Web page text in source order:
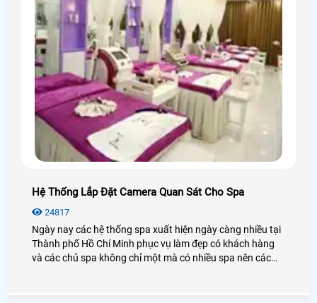
Hệ Thống Lắp Đặt Camera Quan Sát Cho Spa
24817
Ngày nay các hệ thống spa xuất hiện ngày càng nhiều tại
Thành phố Hồ Chí Minh phục vụ làm đẹp có khách hàng
và các chủ spa không chỉ một mà có nhiều spa nên các